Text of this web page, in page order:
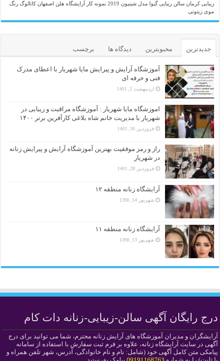
زیبایی کرمان سالن زیبایی گیوا مدل شینیون 2019 نمونه کار آرایشگاه هلن اصفهان کاتالوگ رنگ
موی زیتونی
جدیدترین محبوبترین دیدگاه ها برچسب
آموزشگاه آرایش و پیرایش مایا شهریار با اعطای مدرک
فنی و حرفه ای
اردیبهشت 2, 1401
اموزشگاه مایا شهریار : آموزشگاه مراقبت و زیبایی در
شهریار با مدیریت خانم شاه بلاغی کارآفرین برتر ۱۴۰۰
فروردین 30, 1401
راز و رمز موفقیت بهترین آموزشگاه آرایش و پیرایش زنانه
در شهریار
فروردین 28, 1401
آرایشگاه زنانه منطقه ۱۲
شهریور 14, 1398
آرایشگاه زنانه منطقه ۱۱
شهریور 13, 1398
درج رایگان آگهی سالن-زیبایی-زنانه دات کام
آرایشگران و مدیران آموزشگاه های آرایش زنانه محترم، شما می توانید برای درج
آگهی در سایت آرایشگاه زنانه، علاوه بر فرم ثبت سفارش با استفاده از سامانه
پیامکی متن کامل آگهی خود (شامل: نام و نام خانوادگی، آدرس، شهر تلفن همراه و